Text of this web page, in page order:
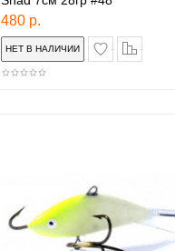
480 р.
в закладки